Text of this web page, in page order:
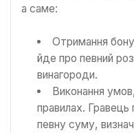
а саме:
Отримання
йде про певний
винагороди.
Виконання
правилах. Гравець
певну суму,